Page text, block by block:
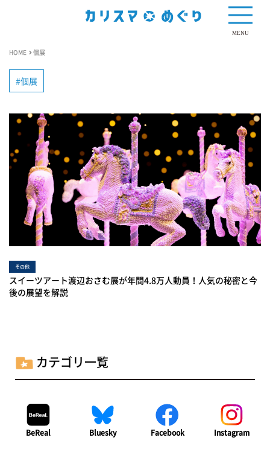
MENU
HOME 個展
個展
その他
スイーツアート渡辺おさむ展が年間4.8万人動員！人気の秘密と今
後の展望を解説
カテゴリ一覧
BeReal Bluesky Facebook Instagram